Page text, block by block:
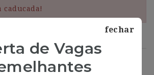
caducada!
fechar
de Vagas